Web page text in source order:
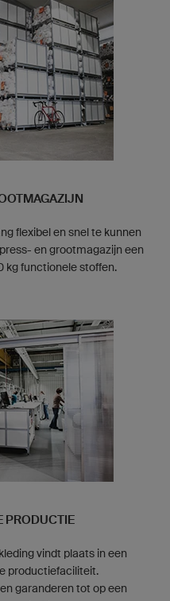
flexibel en snel te kunnen
en grootmagazijn een
kg functionele stoffen.
PRODUCTIE
vindt plaats in een
productiefaciliteit.
garanderen tot op een